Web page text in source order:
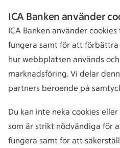
ICA Banken använder
ICA Banken använder
fungera samt för att
hur webbplatsen används
marknadsföring. Vi delar
partners beroende på
Du kan inte neka cookies
som är strikt nödvändiga för
fungera samt för att